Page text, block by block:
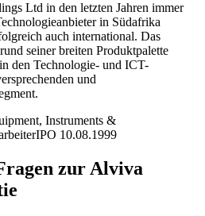
Ltd in den letzten Jahren immer
in Südafrika
auch international. Das
seiner breiten Produktpalette
den Technologie- und ICT-
und
Instruments &
IPO 10.08.1999
zurAlviva